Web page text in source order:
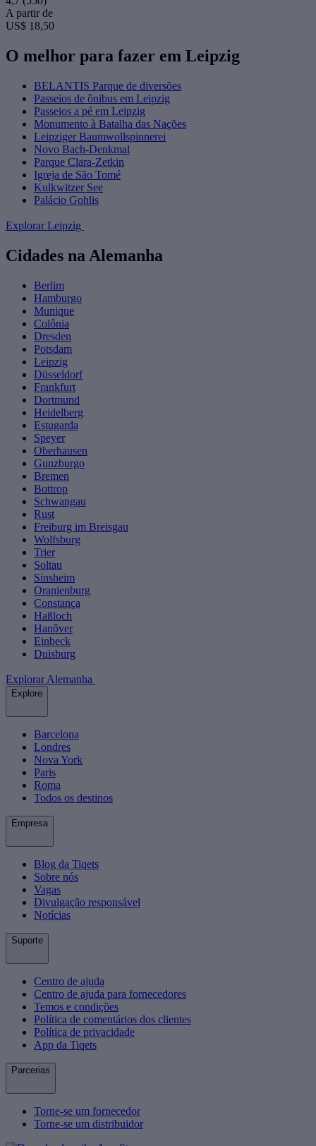
A partir de
US$ 18,50
O melhor para fazer em Leipzig
BELANTIS Parque de diversões
Passeios de ônibus em Leipzig
Passeios a pé em Leipzig
Monumento à Batalha das Nações
Leipziger Baumwollspinnerei
Novo Bach-Denkmal
Parque Clara-Zetkin
Igreja de São Tomé
Kulkwitzer See
Palácio Gohlis
Explorar Leipzig
Cidades na Alemanha
Berlim
Hamburgo
Munique
Colônia
Dresden
Potsdam
Leipzig
Düsseldorf
Frankfurt
Dortmund
Heidelberg
Estugarda
Speyer
Oberhausen
Gunzburgo
Bremen
Bottrop
Schwangau
Rust
Freiburg im Breisgau
Wolfsburg
Trier
Soltau
Sinsheim
Oranienburg
Constança
Haßloch
Hanôver
Einbeck
Duisburg
Explorar Alemanha
Explore
Barcelona
Londres
Nova York
Paris
Roma
Todos os destinos
Empresa
Blog da Tiqets
Sobre nós
Vagas
Divulgação responsável
Notícias
Suporte
Centro de ajuda
Centro de ajuda para fornecedores
Temos e condições
Política de comentários dos clientes
Política de privacidade
App da Tiqets
Parcerias
Torne-se um fornecedor
Torne-se um distribuidor